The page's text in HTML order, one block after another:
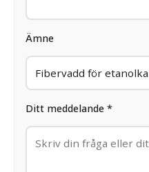
Ämne
Ditt meddelande *